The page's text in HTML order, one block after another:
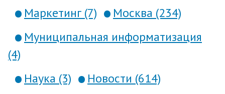
Маркетинг (7)
Москва (234)
Муниципальная информатизация
(4)
Наука (3)
Новости (614)